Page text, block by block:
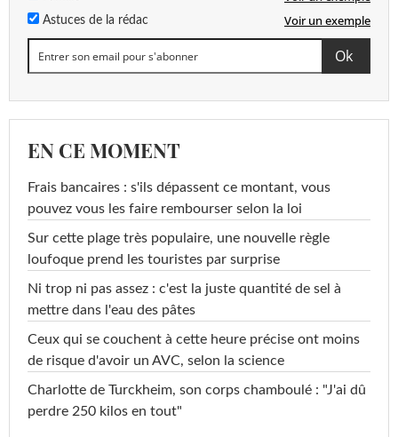
Astuces de la rédac Voir un exemple
EN CE MOMENT
Frais bancaires : s'ils dépassent ce montant, vous
pouvez vous les faire rembourser selon la loi
Sur cette plage très populaire, une nouvelle règle
loufoque prend les touristes par surprise
Ni trop ni pas assez : c'est la juste quantité de sel à
mettre dans l'eau des pâtes
Ceux qui se couchent à cette heure précise ont moins
de risque d'avoir un AVC, selon la science
Charlotte de Turckheim, son corps chamboulé : "J'ai dû
perdre 250 kilos en tout"